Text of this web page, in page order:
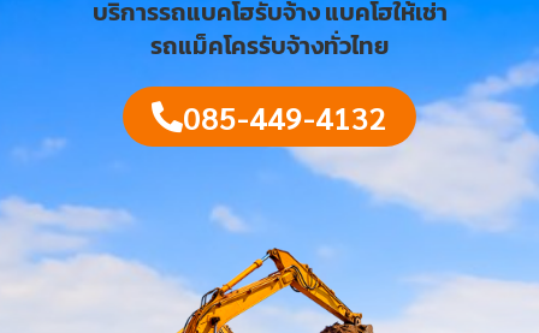
บริการรถแบคโฮรับจ้าง แบคโฮให้เช่า
รถแม็คโครรับจ้างทั่วไทย
085-449-4132